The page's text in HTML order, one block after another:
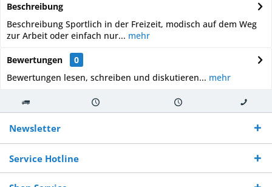
Beschreibung
Beschreibung Sportlich in der Freizeit, modisch auf dem Weg
zur Arbeit oder einfach nur... mehr
Bewertungen
0
Bewertungen lesen, schreiben und diskutieren... mehr
Kostenloser
Versand ab €
250,-
Versand innerhalb von Versand von So erreichen
Sie uns 0160
970 511 90
Newsletter
Service Hotline